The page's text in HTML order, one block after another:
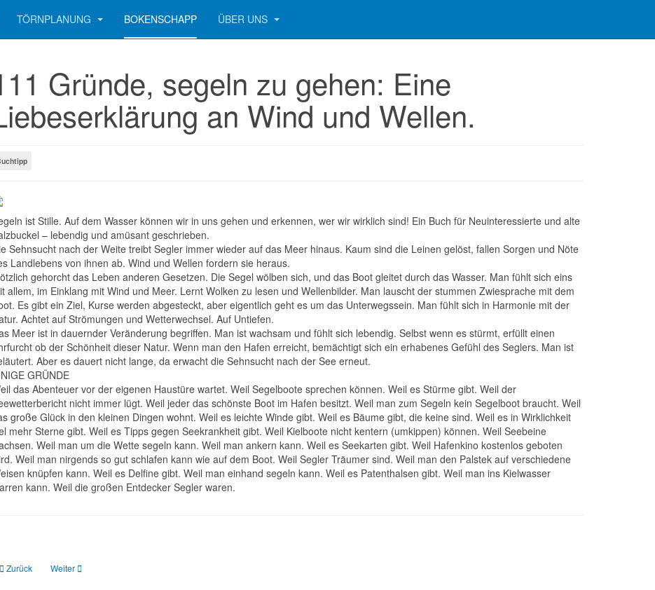
TÖRNPLANUNG BOKENSCHAPP ÜBER UNS
Gründe, segeln zu gehen: Eine
an Wind und Wellen.
ist Stille. Auf dem Wasser können wir in uns gehen und erkennen, wer wir wirklich sind! Ein Buch für Neuinteressierte und alte
– lebendig und amüsant geschrieben.
Sehnsucht nach der Weite treibt Segler immer wieder auf das Meer hinaus. Kaum sind die Leinen gelöst, fallen Sorgen und Nöte
Landlebens von ihnen ab. Wind und Wellen fordern sie heraus.
gehorcht das Leben anderen Gesetzen. Die Segel wölben sich, und das Boot gleitet durch das Wasser. Man fühlt sich eins
allem, im Einklang mit Wind und Meer. Lernt Wolken zu lesen und Wellenbilder. Man lauscht der stummen Zwiesprache mit dem
Es gibt ein Ziel, Kurse werden abgesteckt, aber eigentlich geht es um das Unterwegssein. Man fühlt sich in Harmonie mit der
Achtet auf Strömungen und Wetterwechsel. Auf Untiefen.
Meer ist in dauernder Veränderung begriffen. Man ist wachsam und fühlt sich lebendig. Selbst wenn es stürmt, erfüllt einen
ob der Schönheit dieser Natur. Wenn man den Hafen erreicht, bemächtigt sich ein erhabenes Gefühl des Seglers. Man ist
Aber es dauert nicht lange, da erwacht die Sehnsucht nach der See erneut.
GRÜNDE
das Abenteuer vor der eigenen Haustüre wartet. Weil Segelboote sprechen können. Weil es Stürme gibt. Weil der
nicht immer lügt. Weil jeder das schönste Boot im Hafen besitzt. Weil man zum Segeln kein Segelboot braucht. Weil
große Glück in den kleinen Dingen wohnt. Weil es leichte Winde gibt. Weil es Bäume gibt, die keine sind. Weil es in Wirklichkeit
mehr Sterne gibt. Weil es Tipps gegen Seekrankheit gibt. Weil Kielboote nicht kentern (umkippen) können. Weil Seebeine
Weil man um die Wette segeln kann. Weil man ankern kann. Weil es Seekarten gibt. Weil Hafenkino kostenlos geboten
Weil man nirgends so gut schlafen kann wie auf dem Boot. Weil Segler Träumer sind. Weil man den Palstek auf verschiedene
knüpfen kann. Weil es Delfine gibt. Weil man einhand segeln kann. Weil es Patenthalsen gibt. Weil man ins Kielwasser
kann. Weil die großen Entdecker Segler waren.
Vorheriger Beitrag: Übungskarten Sportbootführschein See: Die 15 amtlichen Seekartenausschnitte
Zurück Nächster Beitrag: Alte Boote unter Segeln
Weiter